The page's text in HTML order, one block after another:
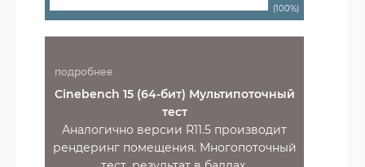
(100%)
подробнее
Cinebench 15 (64-бит) Мультипоточный
тест
Аналогично версии R11.5 производит
рендеринг помещения. Многопоточный